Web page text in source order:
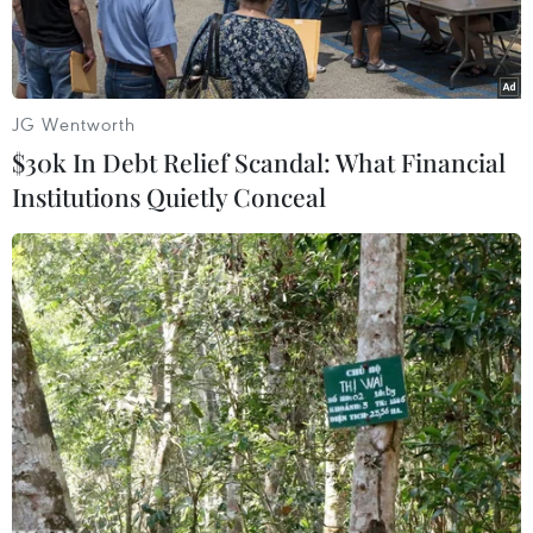
Băng giá xuất hiện tại đỉnh Cao Ly, huyện Bình Liêu. (Ảnh:
TTXVN phát)
Ông Lê Tiến Dũng, Trưởng Ban Quản lý Di tích
và Rừng Quốc gia Yên Tử, thành phố Uông Bí,
tỉnh Quảng Ninh cho hay từ đêm 22/1, rạng sáng
23/1, không khí lạnh tràn về kèm theo mưa nhỏ
nên khu vực đỉnh núi Yên Tử đã xuất hiện băng
JG Wentworth
$30k In Debt Relief Scandal: What Financial
Institutions Quietly Conceal